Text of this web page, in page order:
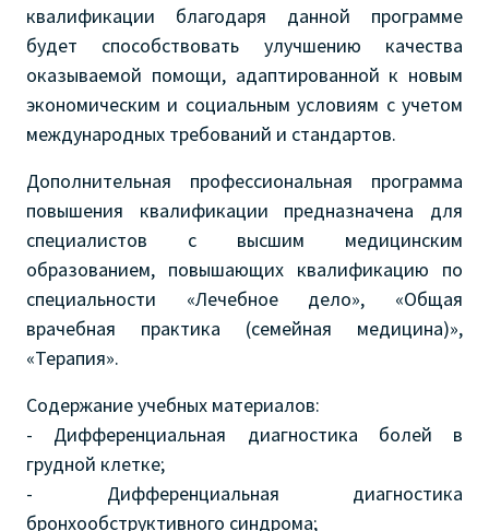
квалификации благодаря данной программе
будет способствовать улучшению качества
оказываемой помощи, адаптированной к новым
экономическим и социальным условиям с учетом
международных требований и стандартов.
Дополнительная профессиональная программа
повышения квалификации предназначена для
специалистов с высшим медицинским
образованием, повышающих квалификацию по
специальности «Лечебное дело», «Общая
врачебная практика (семейная медицина)»,
«Терапия».
Содержание учебных материалов:
- Дифференциальная диагностика болей в
грудной клетке;
- Дифференциальная диагностика
бронхообструктивного синдрома;